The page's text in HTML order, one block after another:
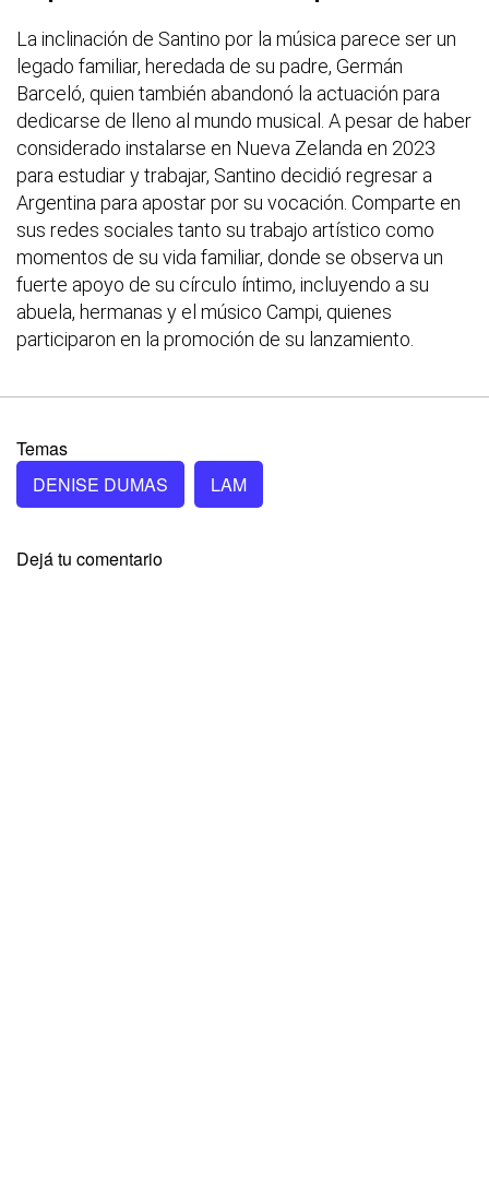
La inclinación de Santino por la música parece ser un
legado familiar, heredada de su padre, Germán
Barceló, quien también abandonó la actuación para
dedicarse de lleno al mundo musical. A pesar de haber
considerado instalarse en Nueva Zelanda en 2023
para estudiar y trabajar, Santino decidió regresar a
Argentina para apostar por su vocación. Comparte en
sus redes sociales tanto su trabajo artístico como
momentos de su vida familiar, donde se observa un
fuerte apoyo de su círculo íntimo, incluyendo a su
abuela, hermanas y el músico Campi, quienes
participaron en la promoción de su lanzamiento.
Temas
DENISE DUMAS
LAM
Dejá tu comentario